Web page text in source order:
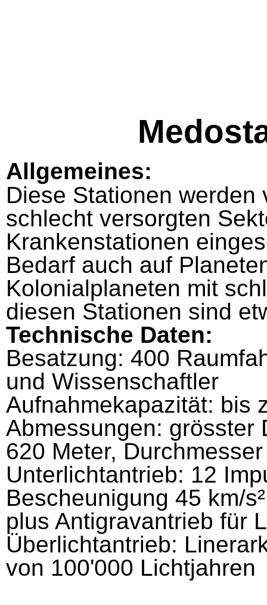
Allgemeines:
Diese Stationen
schlecht versorgten
Krankenstationen
Bedarf auch auf
Kolonialplaneten mit
diesen Stationen sind
Technische Daten:
Besatzung: 400
und Wissenschaftler
Aufnahmekapazität: bis
Abmessungen: grösster
620 Meter,
Unterlichtantrieb: 12
Bescheunigung 45 km/
plus Antigravantrieb für
Überlichtantrieb:
von 100'000 Lichtjahren